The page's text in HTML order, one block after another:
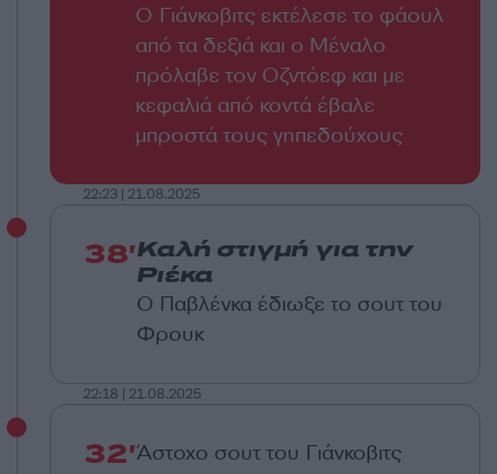
Ο Γιάνκοβιτς εκτέλεσε το φάουλ
από τα δεξιά και ο Μέναλο
πρόλαβε τον Οζντόεφ και με
κεφαλιά από κοντά έβαλε
μπροστά τους γηπεδούχους
22:23 | 21.08.2025
38'Καλή στιγμή για την
Ριέκα
Ο Παβλένκα έδιωξε το σουτ του
Φρουκ
22:18 | 21.08.2025
32'Άστοχο σουτ του Γιάνκοβιτς